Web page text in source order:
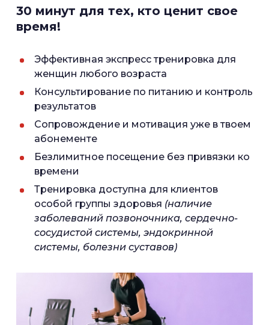
30 минут для тех, кто ценит свое
время!
Эффективная экспресс тренировка для
женщин любого возраста
Консультирование по питанию и контроль
результатов
Сопровождение и мотивация уже в твоем
абонементе
Безлимитное посещение без привязки ко
времени
Тренировка доступна для клиентов
особой группы здоровья (наличие
заболеваний позвоночника, сердечно-
сосудистой системы, эндокринной
системы, болезни суставов)